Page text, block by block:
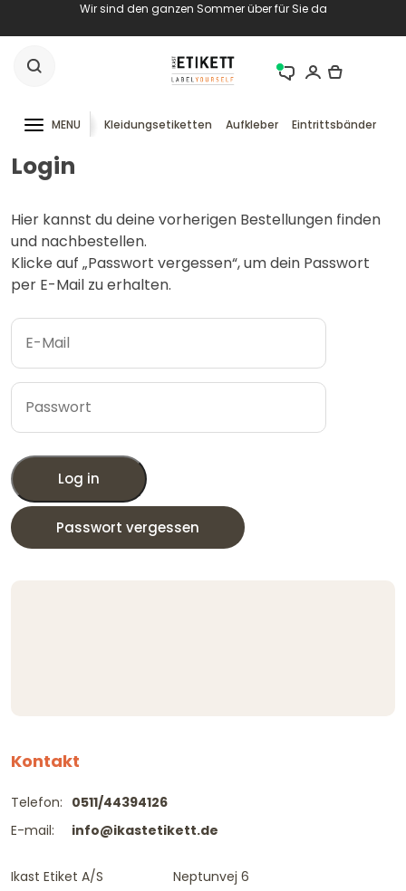
Wir sind den ganzen Sommer über für Sie da
MENU Kleidungsetiketten Aufkleber Eintrittsbänder
Login
Hier kannst du deine vorherigen Bestellungen finden
und nachbestellen.
Klicke auf „Passwort vergessen“, um dein Passwort
per E-Mail zu erhalten.
Log in
Passwort vergessen
Kontakt
Telefon:
E-mail:
0511/44394126
info@ikastetikett.de
Ikast Etiket A/S
Neptunvej 6